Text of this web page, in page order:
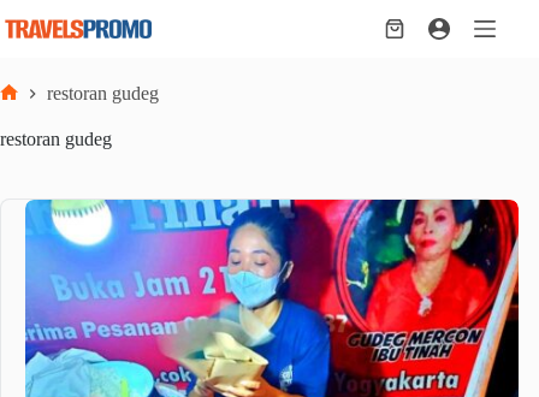
Shopping
restoran gudeg
restoran gudeg